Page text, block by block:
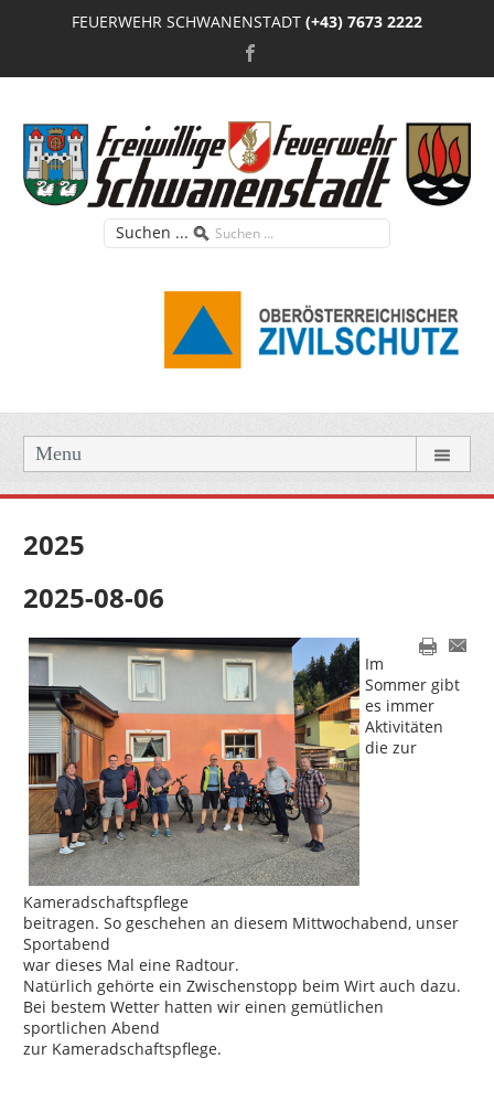
FEUERWEHR SCHWANENSTADT (+43) 7673 2222
Suchen ...
Menu
2025
2025-08-06
Im
Sommer gibt
es immer
Aktivitäten
die zur
Kameradschaftspflege
beitragen. So geschehen an diesem Mittwochabend, unser
Sportabend
war dieses Mal eine Radtour.
Natürlich gehörte ein Zwischenstopp beim Wirt auch dazu.
Bei bestem Wetter hatten wir einen gemütlichen
sportlichen Abend
zur Kameradschaftspflege.